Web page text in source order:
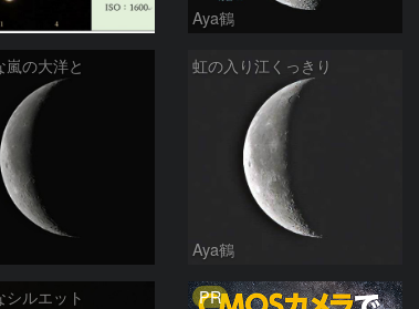
Aya鶴
嵐の大洋と 虹の入り江くっきり
Aya鶴
シルエット PR